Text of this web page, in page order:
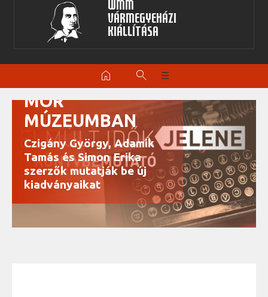
WMM
Vármegyeházi
kiállítása
home search ☰
KÖNYVBEMUTATÓ
A WOSINSKY
MÓR
MÚZEUMBAN
Czigány György, Adamik
Tamás és Simon Erika
szerzők mutatják be új
kiadványaikat